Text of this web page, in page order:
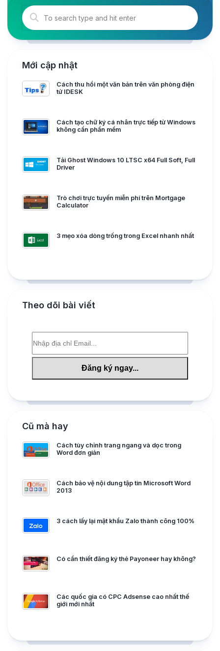
Mới cập nhật
Cách thu hồi một văn bản trên văn phòng điện
tử IDESK
Cách tạo chữ ký cá nhân trực tiếp từ Windows
không cần phần mềm
Tải Ghost Windows 10 LTSC x64 Full Soft, Full
Driver
Trò chơi trực tuyến miễn phí trên Mortgage
Calculator
3 mẹo xóa dòng trống trong Excel nhanh nhất
Theo dõi bài viết
Cũ mà hay
Cách tùy chỉnh trang ngang và dọc trong
Word đơn giản
Cách bảo vệ nội dung tập tin Microsoft Word
2013
3 cách lấy lại mật khẩu Zalo thành công 100%
Có cần thiết đăng ký thẻ Payoneer hay không?
Các quốc gia có CPC Adsense cao nhất thế
giới mới nhất